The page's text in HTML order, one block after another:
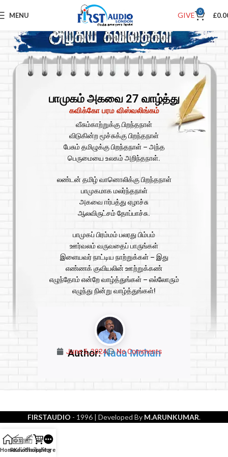
MENU GIVE 0 £
பாமுகம் அகவை 27 வாழ்த்து
கவிக்கோ பரம விஸ்வலிங்கம்
வீசும்காற்றுக்கு பிறந்தநாள்
விடுகின்ற மூச்சுக்கு பிறந்தநாள்
பேசும் தமிழுக்கு பிறந்தநாள் – அந்த
பெருமையை உலகம் அறிந்தநாள்.
லண்டன் தமிழ் வானொலிக்கு பிறந்தநாள்
பாமுகமாக மலர்ந்தநாள்
அகவை ஈர்பத்து ஏழாச்சு
ஆலவிருட்சம் தோப்பாச்சு.
பாமுகப் பிரம்மம் பலரது பிம்பம்
ஊர்வலம் வருவதைப் பாருங்கள்
இளையவர் நாட்டிய நாற்றுக்கள் – இது
எண்ணக் குவியலின் ஊற்றுக்கண்
எழுந்தோம் என்றே வாழ்த்துங்கள் – எல்லோரும்
எழுந்து நின்று வாழ்த்துங்கள்!
Author:Nada Mohan
June 5, 2024 No Comments
FIRSTAUDIO - 1996 | Developed By M.ARUNKUMAR.
HomeRadio
Kavithaikal
Shopping
More